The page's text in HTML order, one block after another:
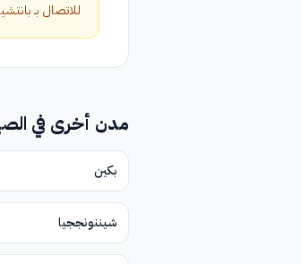
للاتصال بـ بانتشيهوا في الصين من
مدن أخرى في
بكين
شيننونججيا